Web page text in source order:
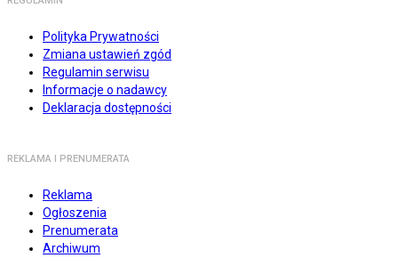
Polityka Prywatności
Zmiana ustawień zgód
Regulamin serwisu
Informacje o nadawcy
Deklaracja dostępności
REKLAMA I PRENUMERATA
Reklama
Ogłoszenia
Prenumerata
Archiwum